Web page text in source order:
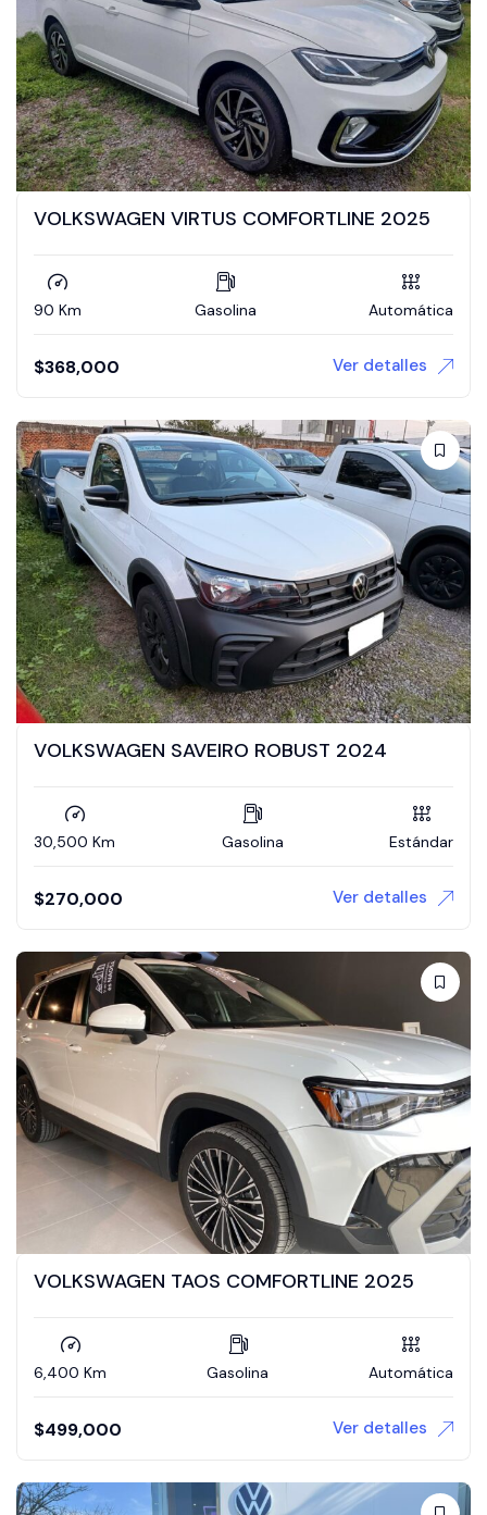
VOLKSWAGEN VIRTUS COMFORTLINE 2025
90 Km Gasolina Automática
$368,000 Ver detalles
VOLKSWAGEN SAVEIRO ROBUST 2024
30,500 Km Gasolina Estándar
$270,000 Ver detalles
VOLKSWAGEN TAOS COMFORTLINE 2025
6,400 Km Gasolina Automática
$499,000 Ver detalles